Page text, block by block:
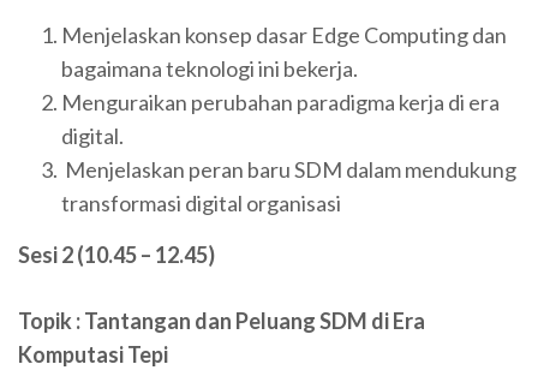
Menjelaskan konsep dasar Edge Computing dan
bagaimana teknologi ini bekerja.
Menguraikan perubahan paradigma kerja di era
digital.
Menjelaskan peran baru SDM dalam mendukung
transformasi digital organisasi
Sesi 2 (10.45 – 12.45)
Topik : Tantangan dan Peluang SDM di Era
Komputasi Tepi